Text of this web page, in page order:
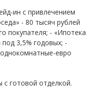
ин с привлечением
- 80 тысяч рублей
покупателя; - «Ипотека
3,5% годовых; -
евро
с готовой отделкой.